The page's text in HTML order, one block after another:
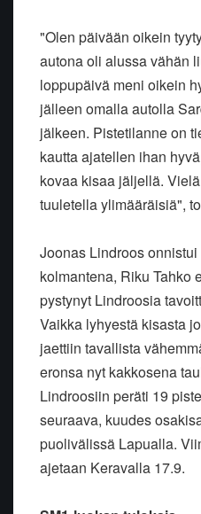
"Olen päivään oikein
autona oli alussa vähän
loppupäivä meni oikein
jälleen omalla autolla
jälkeen. Pistetilanne on
kautta ajatellen ihan
kovaa kisaa jäljellä.
tuuletella ylimääräisiä",
Joonas Lindroos
kolmantena, Riku Tahko
pystynyt Lindroosia
Vaikka lyhyestä kisasta
jaettiin tavallista
eronsa nyt kakkosena
Lindroosiin peräti 19
seuraava, kuudes
puolivälissä Lapualla.
ajetaan Keravalla 17.9.